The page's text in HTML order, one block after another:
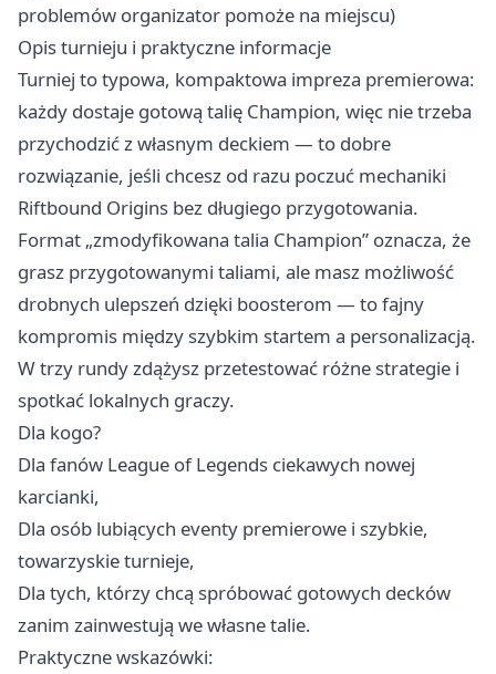
problemów organizator pomoże na miejscu)
Opis turnieju i praktyczne informacje
Turniej to typowa, kompaktowa impreza premierowa:
każdy dostaje gotową talię Champion, więc nie trzeba
przychodzić z własnym deckiem — to dobre
rozwiązanie, jeśli chcesz od razu poczuć mechaniki
Riftbound Origins bez długiego przygotowania.
Format „zmodyfikowana talia Champion” oznacza, że
grasz przygotowanymi taliami, ale masz możliwość
drobnych ulepszeń dzięki boosterom — to fajny
kompromis między szybkim startem a personalizacją.
W trzy rundy zdążysz przetestować różne strategie i
spotkać lokalnych graczy.
Dla kogo?
Dla fanów League of Legends ciekawych nowej
karcianki,
Dla osób lubiących eventy premierowe i szybkie,
towarzyskie turnieje,
Dla tych, którzy chcą spróbować gotowych decków
zanim zainwestują we własne talie.
Praktyczne wskazówki: